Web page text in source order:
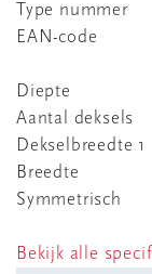
Type nummer
EAN-code
Diepte
Aantal deksels
Dekselbreedte 1
Breedte
Symmetrisch
Bekijk alle